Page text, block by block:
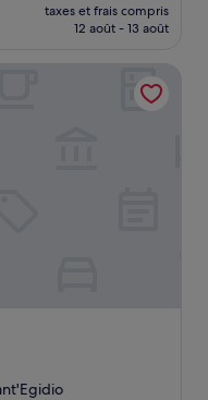
nouveau
prix
de
114 €
taxes et frais compris
12 août - 13 août